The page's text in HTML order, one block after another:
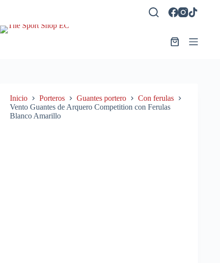
Carro
Inicio Porteros Guantes portero
Con ferulas
Vento Guantes de Arquero Competition con Ferulas
Blanco Amarillo